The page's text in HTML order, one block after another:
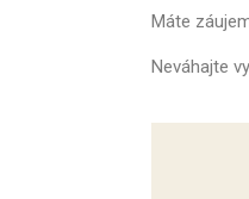
Máte
Neváhajte